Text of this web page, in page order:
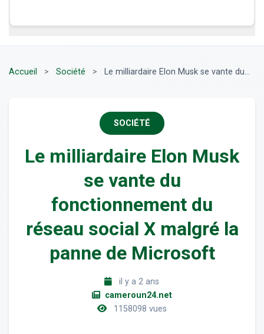
Accueil > Société > Le milliardaire Elon Musk se vante du...
SOCIÉTÉ
Le milliardaire Elon Musk
se vante du
fonctionnement du
réseau social X malgré la
panne de Microsoft
il y a 2 ans
cameroun24.net
1158098 vues